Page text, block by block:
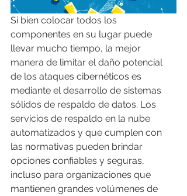
Si bien colocar todos los
componentes en su lugar puede
llevar mucho tiempo, la mejor
manera de limitar el daño potencial
de los ataques cibernéticos es
mediante el desarrollo de sistemas
sólidos de respaldo de datos. Los
servicios de respaldo en la nube
automatizados y que cumplen con
las normativas pueden brindar
opciones confiables y seguras,
incluso para organizaciones que
mantienen grandes volúmenes de